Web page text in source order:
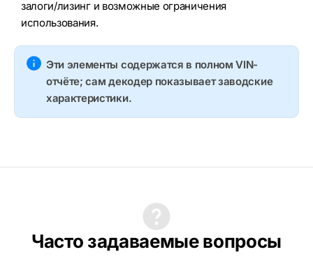
залоги/лизинг и возможные ограничения
использования.
Эти элементы содержатся в полном VIN-
отчёте; сам декодер показывает заводские
характеристики.
Часто задаваемые вопросы